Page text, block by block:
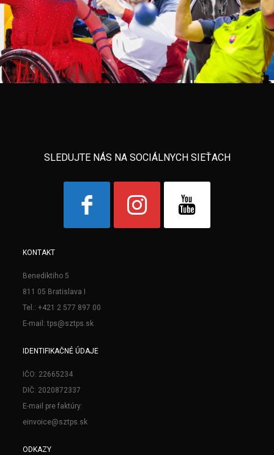
SLEDUJTE NÁS NA SOCIÁLNYCH SIEŤACH
KONTAKT
Benediktiho 5
811 05 Bratislava I
Tel.: +421 2 577 897 00
E-mail: tps@sztps.sk
IDENTIFIKAČNÉ ÚDAJE
IČO: 22665234
DIČ: 2020872337
E-mail pre faktúry:
einvoice@sztps.sk
ODKAZY